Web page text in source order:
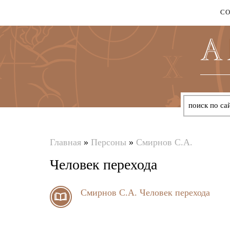
здесь
Главная » Персоны » Смирнов С.А.
Человек перехода
Смирнов С.А. Человек перехода